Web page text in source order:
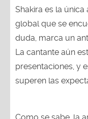
Shakira es la única
global que se
duda, marca un
La cantante aún
presentaciones, y
superen las
Como se sabe, la